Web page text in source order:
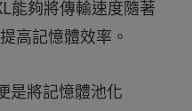
能夠將傳輸速度隨著
高記憶體效率。
是將記憶體池化